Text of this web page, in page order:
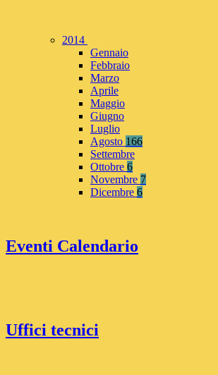
2014
Gennaio
Febbraio
Marzo
Aprile
Maggio
Giugno
Luglio
Agosto 166
Settembre
Ottobre 6
Novembre 7
Dicembre 6
Eventi Calendario
Uffici tecnici